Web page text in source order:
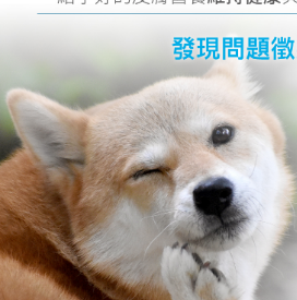
【7-11】取貨1500免運
每筆NT$60，滿NT$1,500(含以上)免運費
宅配【全館滿1500免運】
每筆NT$85，滿NT$1,500(含以上)免運費
【宅配-貨到付款】1500免運
每筆NT$115，滿NT$1,500(含以上)免運費